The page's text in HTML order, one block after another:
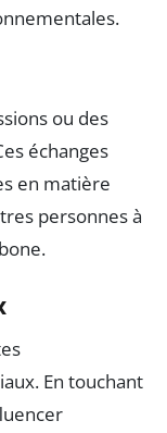
ou des
échanges
en matière
personnes à
En touchant